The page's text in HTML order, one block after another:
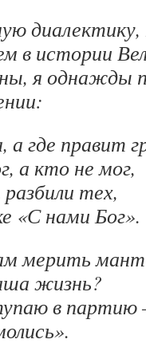
в истории
я однажды
а где правит
а кто не мог,
тех,
«С нами Бог».
мерить
жизнь?
в